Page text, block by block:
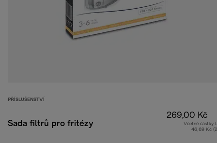
PŘÍSLUŠENSTVÍ
Sada filtrů pro fritézy
269,00 Kč
Včetně částky
46,69 Kč